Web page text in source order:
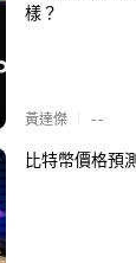
樣？
黃達傑 --
比特幣價格預